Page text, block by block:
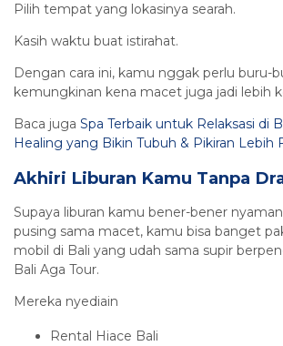
Pilih tempat yang lokasinya searah.
Kasih waktu buat istirahat.
Dengan cara ini, kamu nggak perlu buru-
kemungkinan kena macet juga jadi lebih
Baca juga Spa Terbaik untuk Relaksasi di
Healing yang Bikin Tubuh & Pikiran Lebih
Akhiri Liburan Kamu Tanpa
Supaya liburan kamu bener-bener
pusing sama macet, kamu bisa banget
mobil di Bali yang udah sama supir
Bali Aga Tour.
Mereka nyediain
Rental Hiace Bali